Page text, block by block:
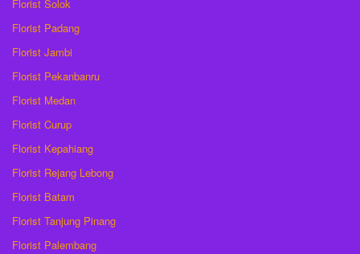
Florist Solok
Florist Padang
Florist Jambi
Florist Pekanbanru
Florist Medan
Florist Curup
Florist Kepahiang
Florist Rejang Lebong
Florist Batam
Florist Tanjung Pinang
Florist Palembang